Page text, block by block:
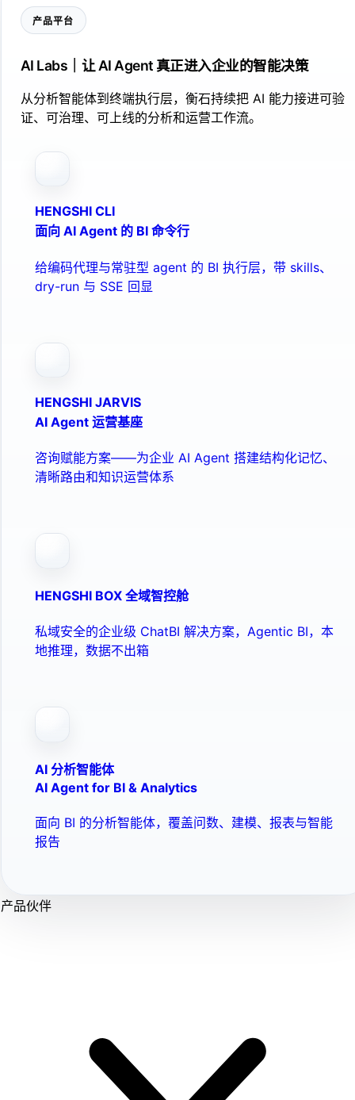
产品平台
AI Labs｜让 AI Agent 真正进入企业的智能决策
从分析智能体到终端执行层，衡石持续把 AI 能力接进可验
证、可治理、可上线的分析和运营工作流。
HENGSHI CLI
面向 AI Agent 的 BI 命令行
给编码代理与常驻型 agent 的 BI 执行层，带 skills、
dry-run 与 SSE 回显
HENGSHI JARVIS
AI Agent 运营基座
咨询赋能方案——为企业 AI Agent 搭建结构化记忆、
清晰路由和知识运营体系
HENGSHI BOX 全域智控舱
私域安全的企业级 ChatBI 解决方案，Agentic BI，本
地推理，数据不出箱
AI 分析智能体
AI Agent for BI & Analytics
面向 BI 的分析智能体，覆盖问数、建模、报表与智能
报告
产品伙伴